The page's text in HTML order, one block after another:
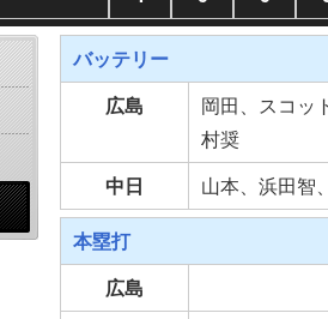
バッテリー
広島
岡田、スコッ
村奨
中日
山本、浜田智
本塁打
広島